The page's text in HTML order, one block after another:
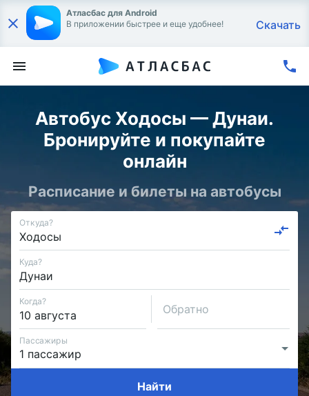
Атласбас для Android
В приложении быстрее и еще удобнее!
Скачать
Автобус Ходосы — Дунаи.
Бронируйте и покупайте
онлайн
Расписание и билеты на автобусы
Откуда?
Куда?
Когда?
Обратно
Пассажиры
Найти